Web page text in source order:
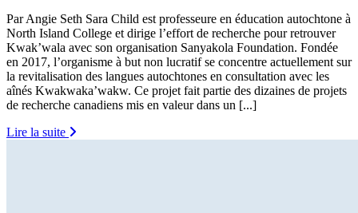
Par Angie Seth Sara Child est professeure en éducation autochtone à
North Island College et dirige l’effort de recherche pour retrouver
Kwak’wala avec son organisation Sanyakola Foundation. Fondée
en 2017, l’organisme à but non lucratif se concentre actuellement sur
la revitalisation des langues autochtones en consultation avec les
aînés Kwakwaka’wakw. Ce projet fait partie des dizaines de projets
de recherche canadiens mis en valeur dans un [...]
Lire la suite